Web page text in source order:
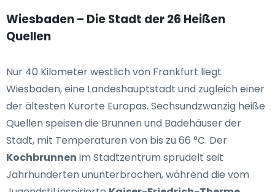
Wiesbaden – Die Stadt der 26 Heißen
Quellen
Nur 40 Kilometer westlich von Frankfurt liegt
Wiesbaden, eine Landeshauptstadt und zugleich einer
der ältesten Kurorte Europas. Sechsundzwanzig heiße
Quellen speisen die Brunnen und Badehäuser der
Stadt, mit Temperaturen von bis zu 66 °C. Der
Kochbrunnen im Stadtzentrum sprudelt seit
Jahrhunderten ununterbrochen, während die vom